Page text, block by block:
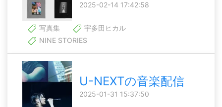
2025-02-14 17:42:58
写真集
宇多田ヒカル
NINE STORIES
U-NEXTの音楽配信
2025-01-31 15:37:50